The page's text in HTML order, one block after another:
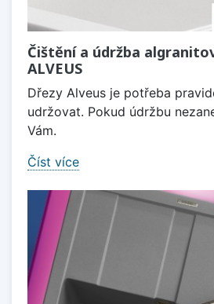
Čištění a údržba
ALVEUS
Dřezy Alveus je potřeba
udržovat. Pokud údržbu
Vám.
Číst více